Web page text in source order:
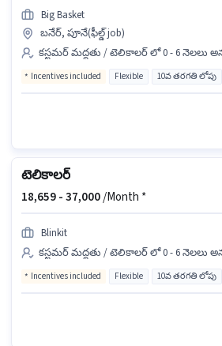
Big Basket
బనేర్, పూనే(ఫీల్డ్ job)
కస్టమర్ మద్దతు / టెలికాలర్ లో 0 - 6 నెలలు
Incentives included Flexible 10వ తరగతి లోపు
టెలికాలర్
18,659 -37,000/Month *
Blinkit
కస్టమర్ మద్దతు / టెలికాలర్ లో 0 - 6 నెలలు
Incentives included Flexible 10వ తరగతి లోపు